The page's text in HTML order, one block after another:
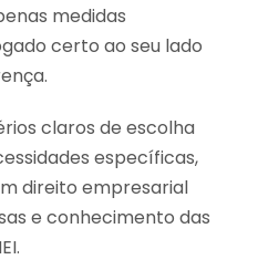
medidas
certo ao seu lado
claros de escolha
específicas,
direito empresarial
e conhecimento das